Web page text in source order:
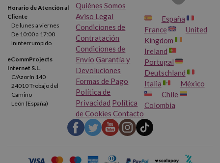
Horario de Atención al
Cliente
De lunes a viernes
De 10:00 a 17:00
Ininterrumpido
eCommProjects
Internet S.L.
C/Azorín 140
24010 Trobajo del
Camino
León (España)
Quiénes Somos
Aviso Legal
Condiciones de
Contratación
Condiciones de
Envío Garantía y
Devoluciones
Formas de Pago
Política de
Privacidad Política
de Cookies Contacto
España
France
United
Kingdom
Ireland
Portugal
Deutschland
Italia
México
Chile
Colombia